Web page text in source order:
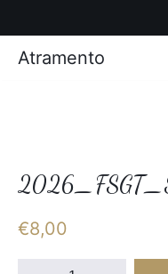
€8,00
quantité
Atramento
Photos